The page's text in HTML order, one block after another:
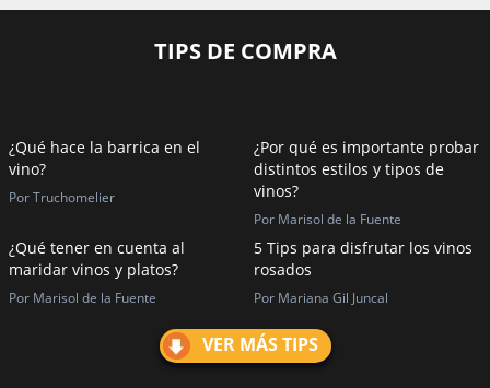
TIPS DE COMPRA
¿Qué hace la barrica en el
vino?
Por Truchomelier
¿Por qué es importante probar
distintos estilos y tipos de
vinos?
Por Marisol de la Fuente
¿Qué tener en cuenta al
maridar vinos y platos?
Por Marisol de la Fuente
5 Tips para disfrutar los vinos
rosados
Por Mariana Gil Juncal
VER MÁS TIPS